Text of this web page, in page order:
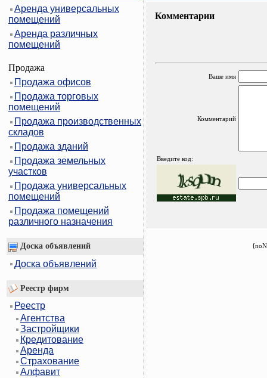
Аренда универсальных
помещений
Аренда различных
помещений
Продажа
Продажа офисов
Продажа торговых
помещений
Продажа производственных
складов
Продажа зданий
Продажа земельных
участков
Продажа универсальных
помещений
Продажа помещений
различного назначения
Доска объявлений
Доска объявлений
Реестр фирм
Реестр
Агентства
Застройщики
Кредитование
Аренда
Страхование
Алфавит
Комментарии
Ваше имя
Комментарий
Введите код: